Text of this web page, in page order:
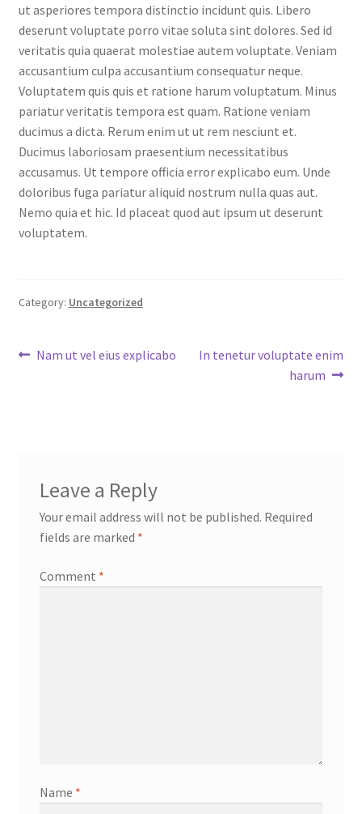
ut asperiores tempora distinctio incidunt quis. Libero
deserunt voluptate porro vitae soluta sint dolores. Sed id
veritatis quia quaerat molestiae autem voluptate. Veniam
accusantium culpa accusantium consequatur neque.
Voluptatem quis quis et ratione harum voluptatum. Minus
pariatur veritatis tempora est quam. Ratione veniam
ducimus a dicta. Rerum enim ut ut rem nesciunt et.
Ducimus laboriosam praesentium necessitatibus
accusamus. Ut tempore officia error explicabo eum. Unde
doloribus fuga pariatur aliquid nostrum nulla quas aut.
Nemo quia et hic. Id placeat quod aut ipsum ut deserunt
voluptatem.
Category: Uncategorized
Post
Previous
Nam ut vel eius explicabo
Next
In tenetur voluptate enim
harum
Leave a Reply
Your email address will not be published. Required
fields are marked *
Comment *
Name *